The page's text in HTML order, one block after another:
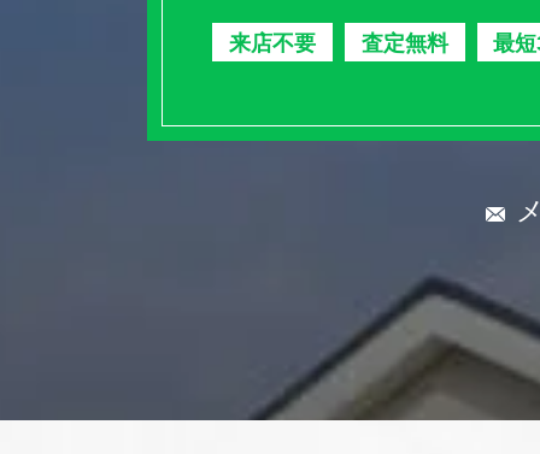
来店不要 査定無料 最